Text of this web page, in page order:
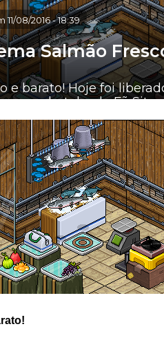
11/08/2016-18:39
Salmão
e barato! Hoje foi
nosso hotel pela Fã Site